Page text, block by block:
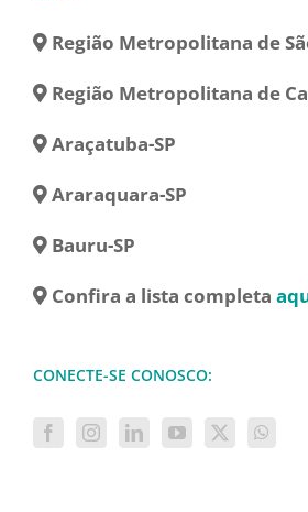
Região Metropolitana de
Região Metropolitana de
Araçatuba-SP
Araraquara-SP
Bauru-SP
Confira a lista completa
CONECTE-SE CONOSCO: